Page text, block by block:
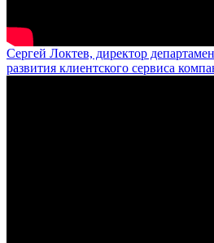
Сергей Локтев, директор
развития клиентского сервиса